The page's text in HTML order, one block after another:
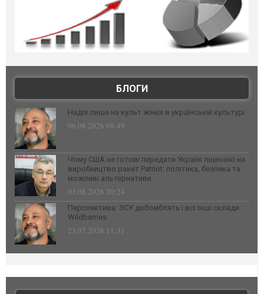
БЛОГИ
Надія лише на культ жінки в українській культурі
06.08.2026 08:49
Чому США не готові передати Україні ліцензію на
виробництво ракет Patriot: політика, безпека та
можливі альтернативи
03.08.2026 20:24
Перспектива: ЗСУ добомблять і всі інші склади
Wildberries
23.07.2026 11:31